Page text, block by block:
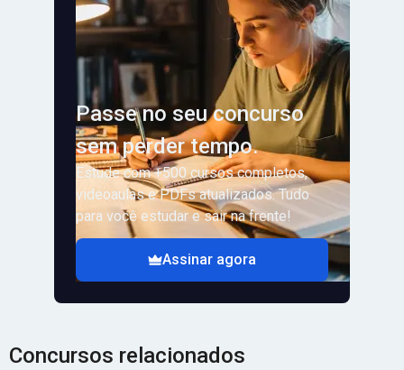
Passe no seu concurso
sem perder tempo.
Estude com +500 cursos completos,
videoaulas e PDFs atualizados. Tudo
para você estudar e sair na frente!
Assinar agora
Concursos relacionados